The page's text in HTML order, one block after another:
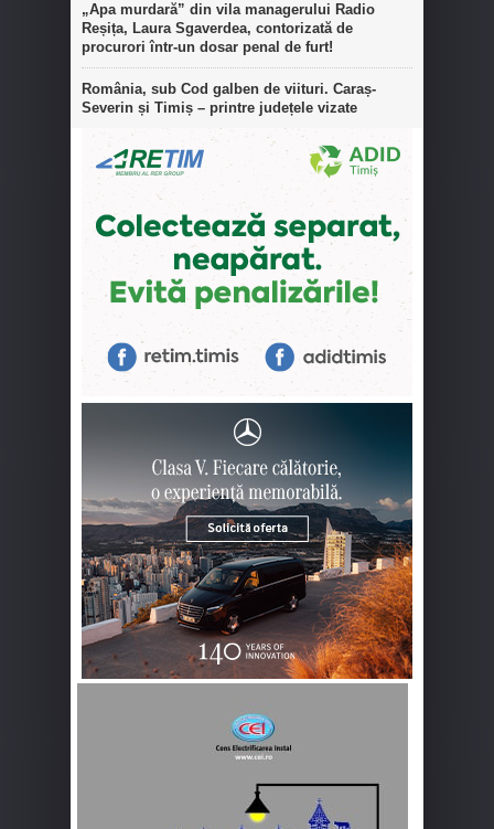
„Apa murdară” din vila managerului Radio
Reșița, Laura Sgaverdea, contorizată de
procurori într-un dosar penal de furt!
România, sub Cod galben de viituri. Caraș-
Severin și Timiș – printre județele vizate